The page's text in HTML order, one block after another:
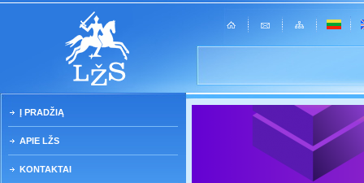
Į PRADŽIĄ
APIE LŽS
KONTAKTAI